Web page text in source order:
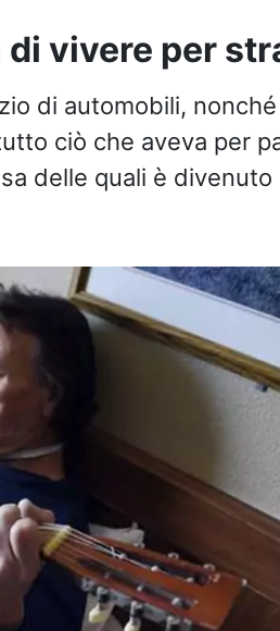
vivere per
di automobili,
ciò che aveva per
delle quali è divenuto